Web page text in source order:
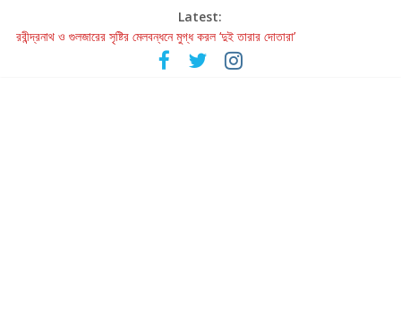
Latest:
রবীন্দ্রনাথ ও গুলজারের সৃষ্টির মেলবন্ধনে মুগ্ধ করল ‘দুই তারার দোতারা’
কলের গান থেকে রীলস্ — বাঙালির গান শোনার বিবর্তনের গল্প
জগন্নাথমঙ্গলম্ — বাংলায় প্রথমবার মঞ্চে এবার রথযাত্রার উদযাপন